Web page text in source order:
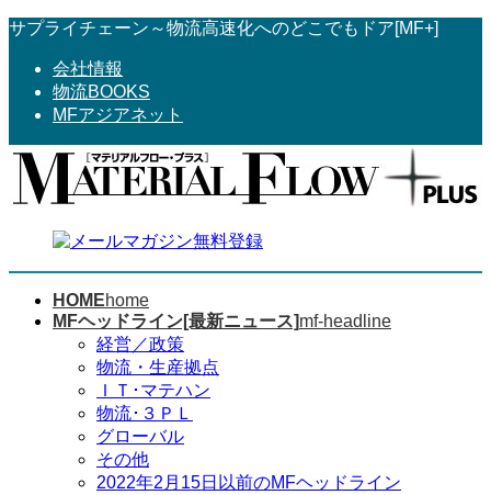
コ
へ
ス
ナ
ョ
ン
サプライチェーン～物流高速化へのどこでもドア[MF+]
会社情報
物流BOOKS
MFアジアネット
HOMEhome
MFヘッドライン[最新ニュース]mf-headline
経営／政策
物流・生産拠点
ＩＴ･マテハン
物流･３ＰＬ
グローバル
その他
2022年2月15日以前のMFヘッドライン